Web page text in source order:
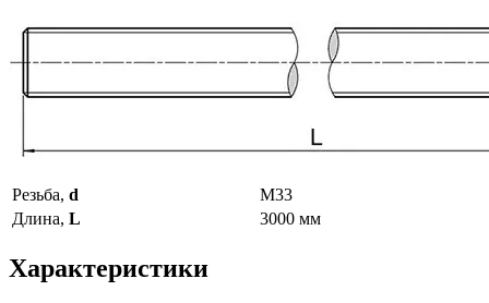
Резьба, d
М33
Длина, L 3000 мм
Характеристики